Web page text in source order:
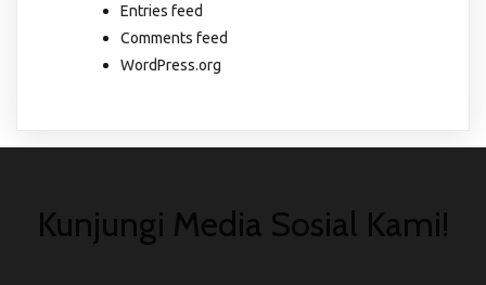
Entries feed
Comments feed
WordPress.org
Kunjungi Media Sosial Kami!